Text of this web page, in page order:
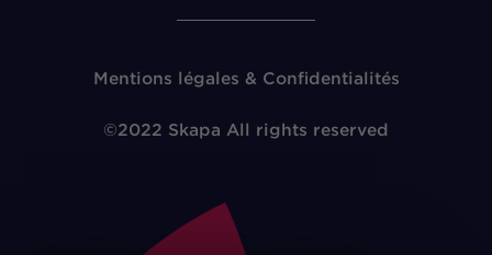
©2022 Skapa All rights reserved
Mentions légales & Confidentialités